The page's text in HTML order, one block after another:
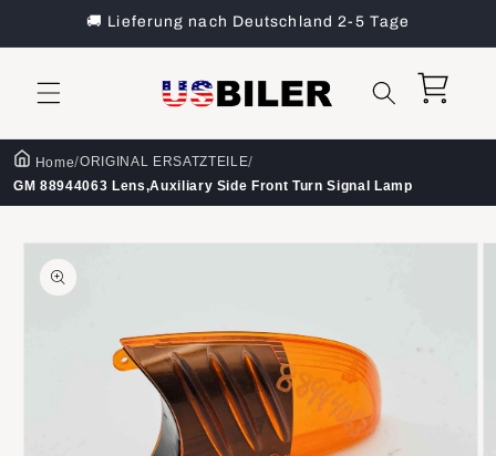
Inhalt
🚚 Lieferung nach Deutschland 2-5 Tage
Warenkorb
Home/ORIGINAL ERSATZTEILE/
GM 88944063 Lens,Auxiliary Side Front Turn Signal Lamp